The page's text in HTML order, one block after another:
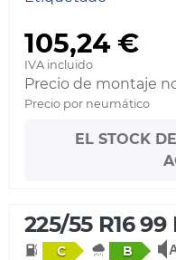
105,24 €
IVA incluido
Precio de montaje
Precio por neumático
EL STOCK
225/55 R16 99
C B